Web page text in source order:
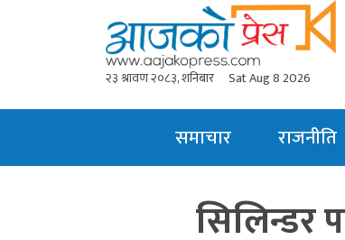
२३ श्रावण २०८३, शनिबार Sat Aug 8 2026
समाचार राजनीति
सिलिन्डर